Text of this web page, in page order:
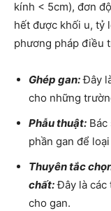
kính < 5cm), đơn
hết được khối u, tỷ
phương pháp điều
Ghép gan:Đây
cho những
Phẫu thuật:
phần gan để
Thuyên tắc
chất:Đây là các
cho gan.